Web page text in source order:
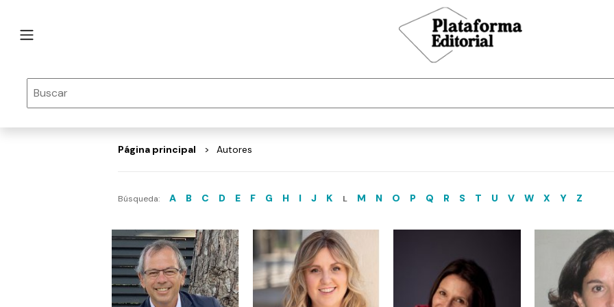
Página principal Autores
Búsqueda: A B C D E F G H I J K L M N O P Q R S T U V W X Y Z